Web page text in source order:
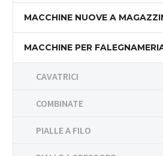
MACCHINE NUOVE A
MACCHINE PER
CAVATRICI
COMBINATE
PIALLE A FILO